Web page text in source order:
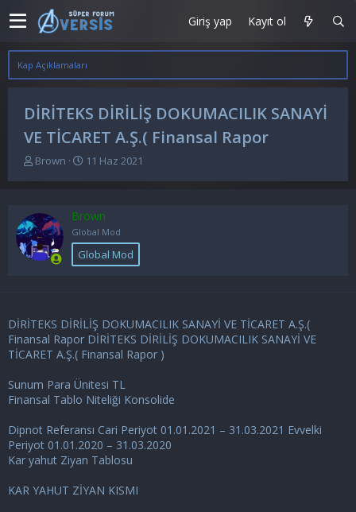
Giriş yap Kayıt ol
Kap Açıklamaları
DİRİTEKS DİRİLİŞ DOKUMACILIK SANAYİ
VE TİCARET A.Ş.( Finansal Rapor
K
y
u
b
a
a
n
Brown
B
a
n
g
ı
i
h
11 Haz 2021
Brown
Global Mod
Global Mod
DİRİTEKS DİRİLİŞ DOKUMACILIK SANAYİ VE TİCARET A.Ş.(
Finansal Rapor DİRİTEKS DİRİLİŞ DOKUMACILIK SANAYİ VE
TİCARET A.Ş.( Finansal Rapor )
Sunum Para Ünitesi TL
Finansal Tablo Niteliği Konsolide
Dipnot Referansı Cari Periyot 01.01.2021 – 31.03.2021 Evvelki
Periyot 01.01.2020 – 31.03.2020
Kar yahut Ziyan Tablosu
KAR YAHUT ZİYAN KISMI